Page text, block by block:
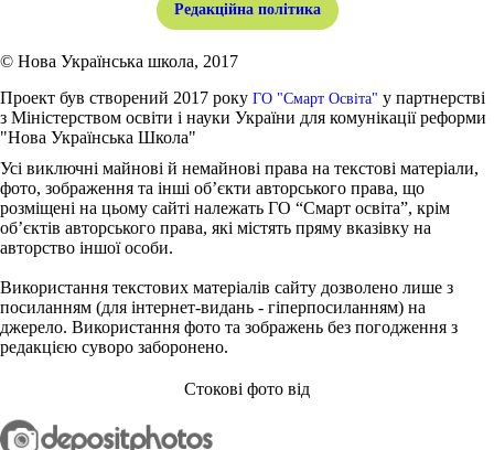
Редакційна політика
© Нова Українська школа, 2017
Проект був створений 2017 року ГО "Смарт Освіта" у партнерстві
з Міністерством освіти і науки України для комунікації реформи
"Нова Українська Школа"
Усі виключні майнові й немайнові права на текстові матеріали,
фото, зображення та інші об’єкти авторського права, що
розміщені на цьому сайті належать ГО “Смарт освіта”, крім
об’єктів авторського права, які містять пряму вказівку на
авторство іншої особи.
Використання текстових матеріалів сайту дозволено лише з
посиланням (для інтернет-видань - гіперпосиланням) на
джерело. Використання фото та зображень без погодження з
редакцією суворо заборонено.
Стокові фото від